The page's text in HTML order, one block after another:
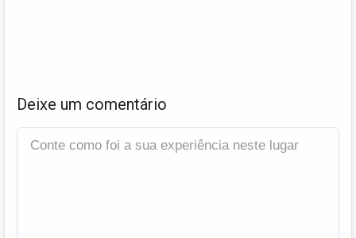
Deixe um comentário